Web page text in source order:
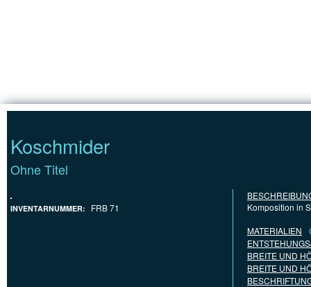
Koschmider
Ohne Titel
INVENTARNUMMER: FRB 71
Komposition in
MATERIALIEN
BREITE UND
BREITE UND